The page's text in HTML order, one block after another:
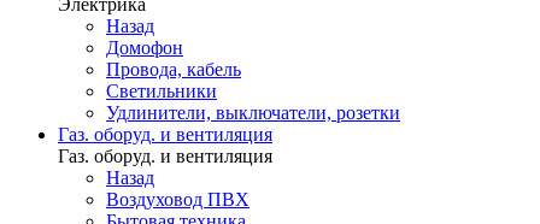
Электрика
Назад
Домофон
Провода, кабель
Светильники
Удлинители, выключатели, розетки
Газ. оборуд. и вентиляция
Газ. оборуд. и вентиляция
Назад
Воздуховод ПВХ